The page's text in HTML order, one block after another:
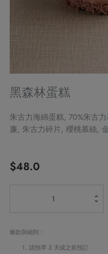
黑森林蛋糕
朱古力海綿蛋糕, 70%朱古
廉, 朱古力碎片, 櫻桃慕絲,
$48.0
蛋
條款與細則：
請預早 3 天或之前預訂